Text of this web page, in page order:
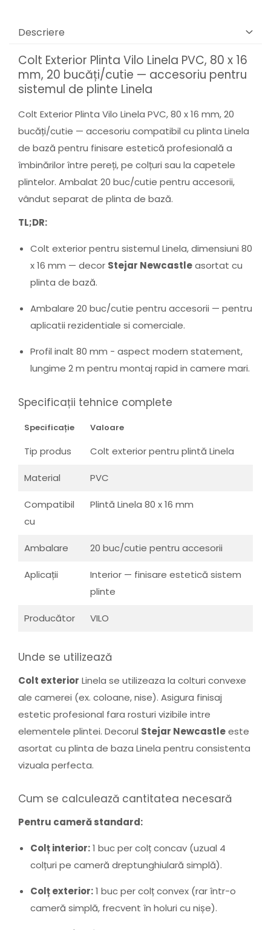
Descriere
Colt Exterior Plinta Vilo Linela PVC, 80 x 16
mm, 20 bucăți/cutie — accesoriu pentru
sistemul de plinte Linela
Colt Exterior Plinta Vilo Linela PVC, 80 x 16 mm, 20
bucăți/cutie — accesoriu compatibil cu plinta Linela
de bază pentru finisare estetică profesională a
îmbinărilor între pereți, pe colțuri sau la capetele
plintelor. Ambalat 20 buc/cutie pentru accesorii,
vândut separat de plinta de bază.
TL;DR:
Colt exterior pentru sistemul Linela, dimensiuni 80
x 16 mm — decor Stejar Newcastleasortat cu
plinta de bază.
Ambalare 20 buc/cutie pentru accesorii — pentru
aplicatii rezidentiale si comerciale.
Profil inalt 80 mm - aspect modern statement,
lungime 2 m pentru montaj rapid in camere mari.
Specificații tehnice complete
Specificație Valoare
Tip produs Colt exterior pentru plintă Linela
Material PVC
Compatibil
cu
Plintă Linela 80 x 16 mm
Ambalare 20 buc/cutie pentru accesorii
Aplicații
Interior — finisare estetică sistem
plinte
Producător VILO
Unde se utilizează
Colt exterior Linela se utilizeaza la colturi convexe
ale camerei (ex. coloane, nise). Asigura finisaj
estetic profesional fara rosturi vizibile intre
elementele plintei. Decorul Stejar Newcastleeste
asortat cu plinta de baza Linela pentru consistenta
vizuala perfecta.
Cum se calculează cantitatea necesară
Pentru cameră standard:
Colț interior:1 buc per colț concav (uzual 4
colțuri pe cameră dreptunghiulară simplă).
Colț exterior:1 buc per colț convex (rar într-o
cameră simplă, frecvent în holuri cu nișe).